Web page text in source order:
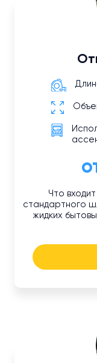
Что
стандартного
жидких